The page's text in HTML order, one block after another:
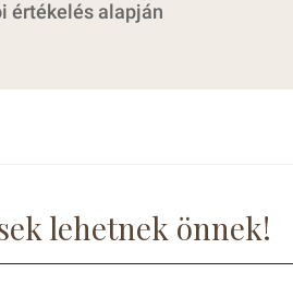
értékelés alapján
lehetnek önnek!